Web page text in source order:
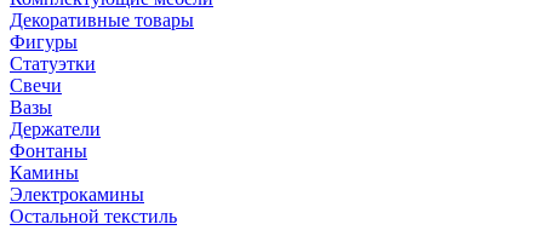
Декоративные товары
Фигуры
Статуэтки
Свечи
Вазы
Держатели
Фонтаны
Камины
Электрокамины
Остальной текстиль